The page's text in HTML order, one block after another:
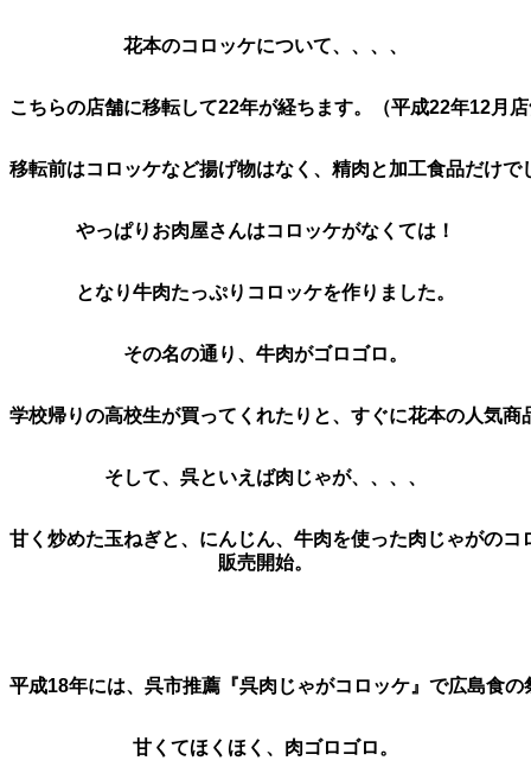
花本のコロッケについて、、、、
こちらの店舗に移転して22年が経ちます。（平成22年12月
移転前はコロッケなど揚げ物はなく、精肉と加工食品だけで
やっぱりお肉屋さんはコロッケがなくては！
となり牛肉たっぷりコロッケを作りました。
その名の通り、牛肉がゴロゴロ。
学校帰りの高校生が買ってくれたりと、すぐに花本の人気商
そして、呉といえば肉じゃが、、、、
甘く炒めた玉ねぎと、にんじん、牛肉を使った肉じゃがのコ
販売開始。
平成18年には、呉市推薦『呉肉じゃがコロッケ』で広島食の
甘くてほくほく、肉ゴロゴロ。